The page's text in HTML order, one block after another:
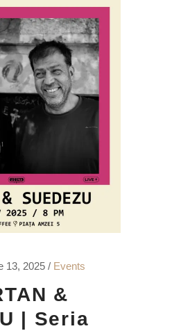
13, 2025 Events
&
| Seria